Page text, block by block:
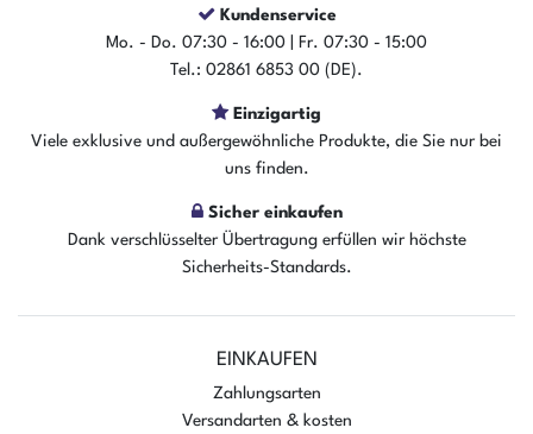
Der Artikel ist sofort verfügbar
In den Warenkorb
Kundenservice
Mo. - Do. 07:30 - 16:00 | Fr. 07:30 - 15:00
Tel.: 02861 6853 00 (DE).
Einzigartig
Viele exklusive und außergewöhnliche Produkte, die Sie nur bei
uns finden.
Sicher einkaufen
Dank verschlüsselter Übertragung erfüllen wir höchste
Sicherheits-Standards.
EINKAUFEN
Zahlungsarten
Versandarten & kosten